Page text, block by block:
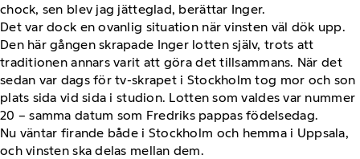
chock, sen blev jag jätteglad, berättar Inger.
Det var dock en ovanlig situation när vinsten väl dök upp.
Den här gången skrapade Inger lotten själv, trots att
traditionen annars varit att göra det tillsammans. När det
sedan var dags för tv-skrapet i Stockholm tog mor och son
plats sida vid sida i studion. Lotten som valdes var nummer
20 – samma datum som Fredriks pappas födelsedag.
Nu väntar firande både i Stockholm och hemma i Uppsala,
och vinsten ska delas mellan dem.